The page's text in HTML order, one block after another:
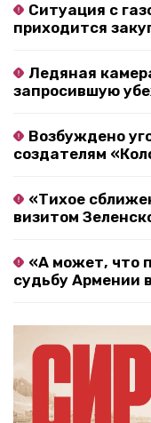
Ситуация с
приходится
Ледяная
запросившую
Возбуждено
создателям
«Тихое
визитом
«А может, что
судьбу Армении